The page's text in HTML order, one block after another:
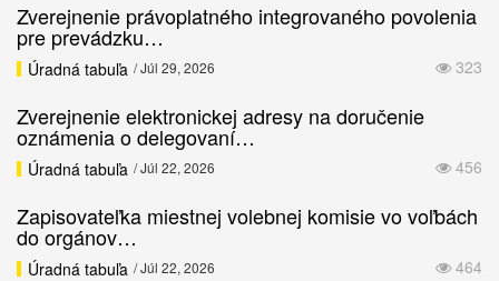
Zverejnenie právoplatného integrovaného povolenia
pre prevádzku…
323
Úradná tabuľa / Júl 29, 2026
Zverejnenie elektronickej adresy na doručenie
oznámenia o delegovaní…
456
Úradná tabuľa / Júl 22, 2026
Zapisovateľka miestnej volebnej komisie vo voľbách
do orgánov…
464
Úradná tabuľa / Júl 22, 2026